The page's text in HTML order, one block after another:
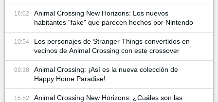
16:02
Animal Crossing New Horizons: Los nuevos
habitantes "fake" que parecen hechos por Nintendo
10:54
Los personajes de Stranger Things convertidos en
vecinos de Animal Crossing con este crossover
09:38
Animal Crossing: ¡Así es la nueva colección de
Happy Home Paradise!
15:52
Animal Crossing New Horizons: ¿Cuáles son las